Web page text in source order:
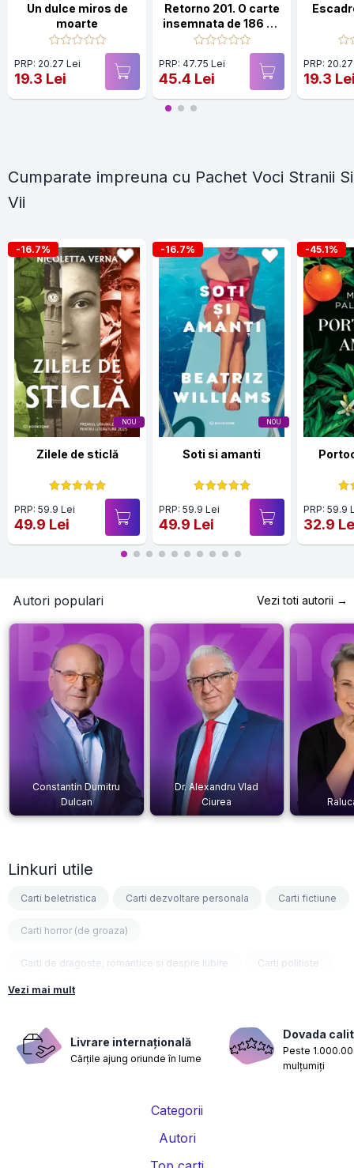
Un dulce miros de
moarte
PRP: 20.27 Lei
19.3 Lei
Retorno 201. O carte
insemnata de 186 de
cititori
PRP: 47.75 Lei
45.4 Lei
PRP:
19.3
Cumparate impreuna cu Pachet Voci Stranii Si
Vii
NOU
-16.7%
Zilele de sticlă
PRP: 59.9 Lei
49.9 Lei
NOU
-16.7%
Soti si amanti
PRP: 59.9 Lei
49.9 Lei
-45.1%
PRP: 59.9
32.9
Autori populari Vezi toti autorii →
Constantin Dumitru
Dulcan
Dr. Alexandru Vlad
Ciurea
Linkuri utile
Carti beletristica Carti dezvoltare personala Carti fictiune
Carti horror (de groaza)
Carti de dragoste, romantice si despre iubire Carti politiste
Carti fantasy
Carti nutritie, sanatate si de slabit Carti diete
Carti despre sarcina si nastere Carti educatie financiara
Vezi mai mult
Livrare internațională
Cărțile ajung oriunde în lume
Dovada
Peste
mulțumiți
Categorii
Autori